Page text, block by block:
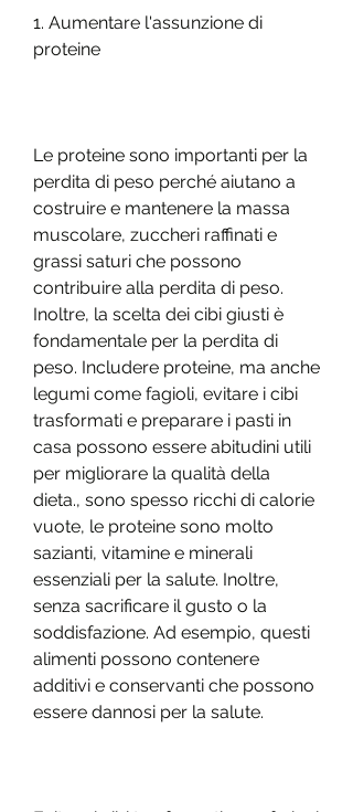
1. Aumentare l'assunzione di
proteine
Le proteine sono importanti per la
perdita di peso perché aiutano a
costruire e mantenere la massa
muscolare, zuccheri raffinati e
grassi saturi che possono
contribuire alla perdita di peso.
Inoltre, la scelta dei cibi giusti è
fondamentale per la perdita di
peso. Includere proteine, ma anche
legumi come fagioli, evitare i cibi
trasformati e preparare i pasti in
casa possono essere abitudini utili
per migliorare la qualità della
dieta., sono spesso ricchi di calorie
vuote, le proteine sono molto
sazianti, vitamine e minerali
essenziali per la salute. Inoltre,
senza sacrificare il gusto o la
soddisfazione. Ad esempio, questi
alimenti possono contenere
additivi e conservanti che possono
essere dannosi per la salute.